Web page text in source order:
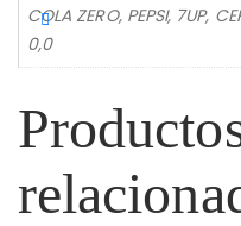
COLA ZERO, PEPSI, 7UP,
0,0